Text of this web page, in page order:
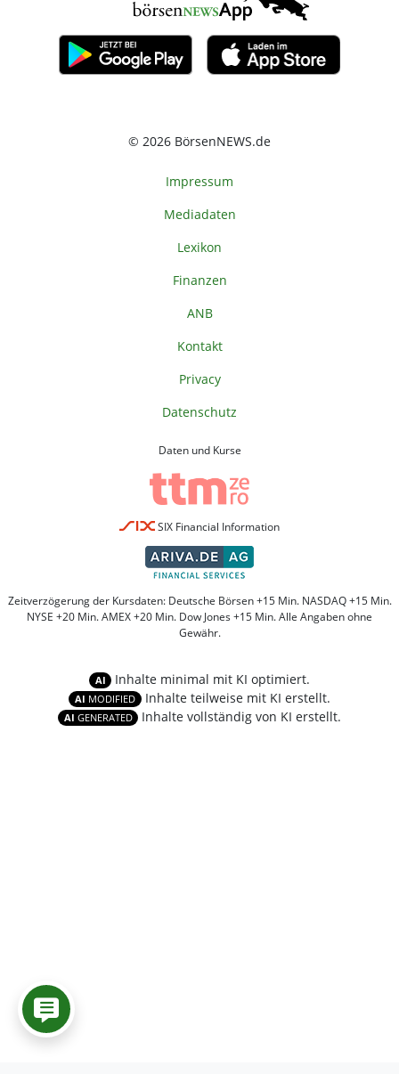
© 2026 BörsenNEWS.de
Impressum
Mediadaten
Lexikon
Finanzen
ANB
Kontakt
Privacy
Datenschutz
Daten und Kurse
SIX Financial Information
Zeitverzögerung der Kursdaten: Deutsche Börsen +15 Min. NASDAQ +15 Min.
NYSE +20 Min. AMEX +20 Min. Dow Jones +15 Min. Alle Angaben ohne
Gewähr.
AI Inhalte minimal mit KI optimiert.
AI MODIFIED Inhalte teilweise mit KI erstellt.
AI GENERATED Inhalte vollständig von KI erstellt.